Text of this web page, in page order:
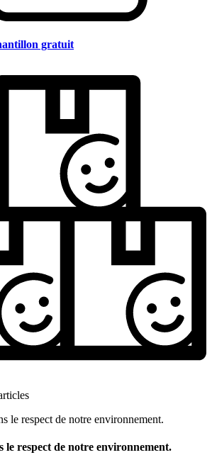
gratuit
le respect de notre environnement.